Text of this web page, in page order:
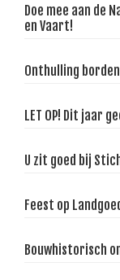
Doe mee aan de
en Vaart!
Onthulling
LET OP! Dit jaar
U zit goed bij
Feest op
Bouwhistorisch